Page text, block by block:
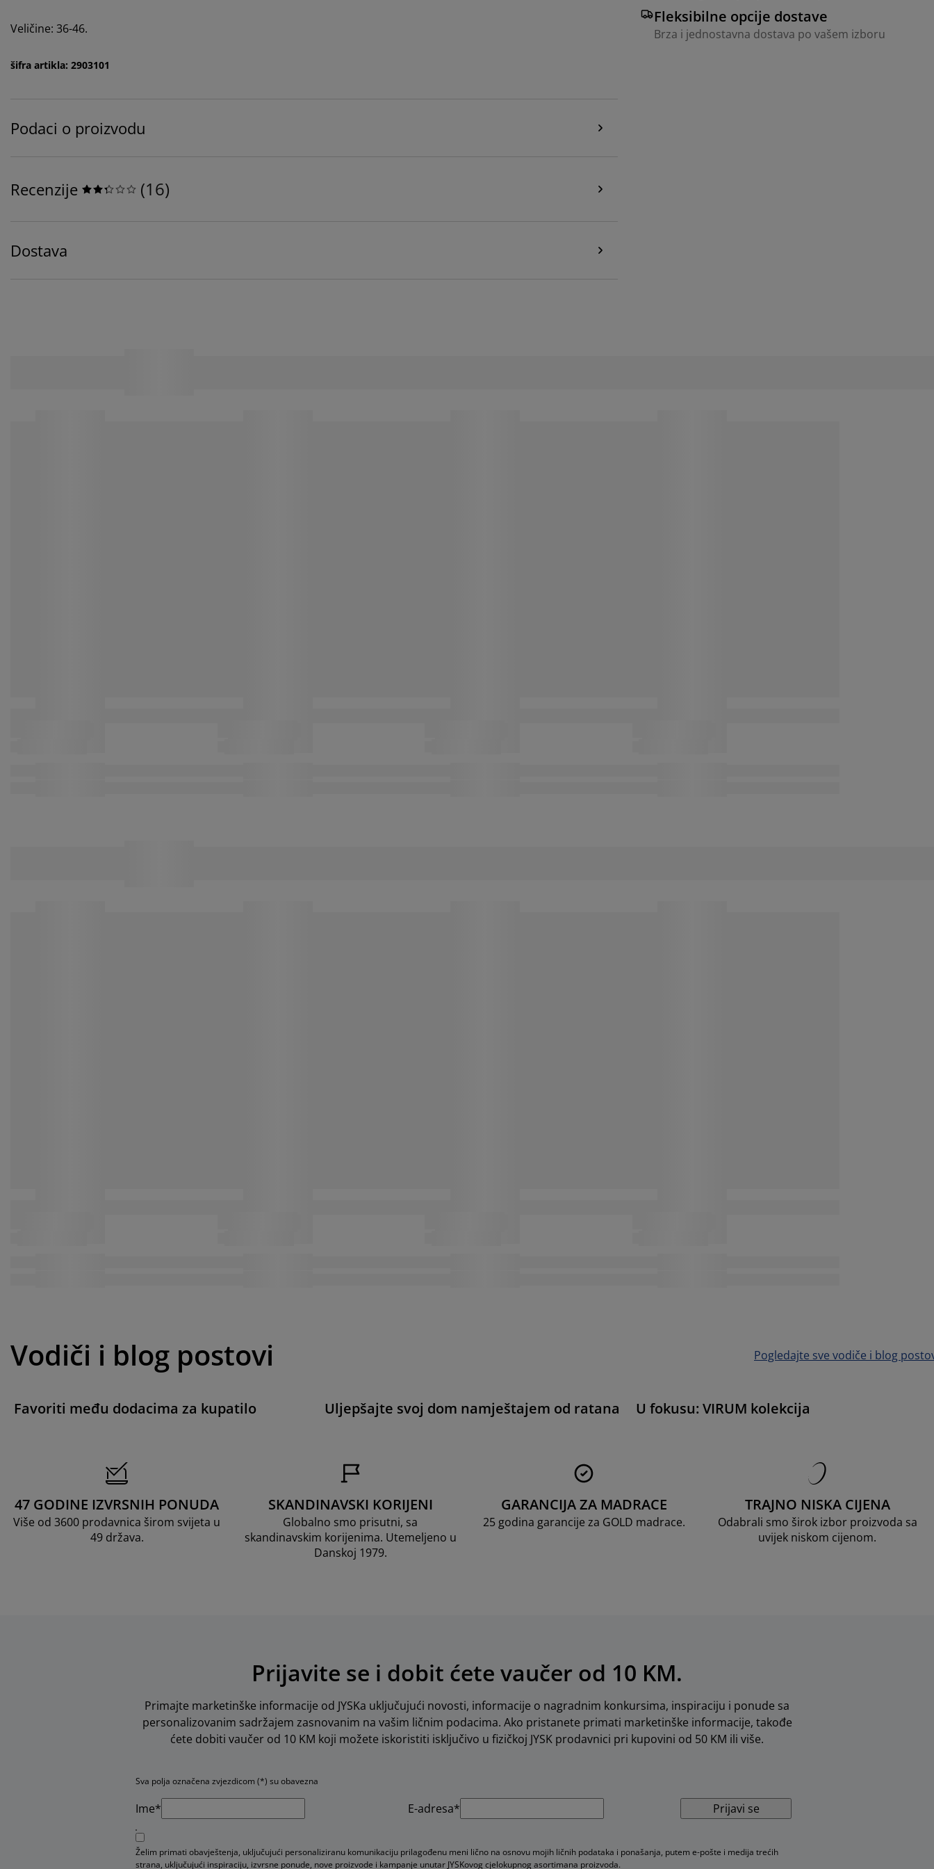
Fleksibilne opcije dostave
Brza i jednostavna dostava po vašem izboru
Veličine: 36-46.
šifra artikla: 2903101
Podaci o proizvodu
Recenzije (16)
Dostava
Vodiči i blog postovi Pogledajte sve vodiče i blog
Favoriti među dodacima za kupatilo Uljepšajte svoj dom namještajem od ratana U fokusu: VIRUM kolekcija
47 GODINE IZVRSNIH PONUDA
Više od 3600 prodavnica širom svijeta u
49 država.
SKANDINAVSKI KORIJENI
Globalno smo prisutni, sa
skandinavskim korijenima. Utemeljeno u
Danskoj 1979.
GARANCIJA ZA MADRACE
25 godina garancije za GOLD madrace.
TRAJNO NISKA CIJENA
Odabrali smo širok izbor proizvoda sa
uvijek niskom cijenom.
Prijavite se i dobit ćete vaučer od 10 KM.
Primajte marketinške informacije od JYSKa uključujući novosti, informacije o nagradnim konkursima, inspiraciju i ponude sa
personalizovanim sadržajem zasnovanim na vašim ličnim podacima. Ako pristanete primati marketinške informacije, takođe
ćete dobiti vaučer od 10 KM koji možete iskoristiti isključivo u fizičkoj JYSK prodavnici pri kupovini od 50 KM ili više.
Sva polja označena zvjezdicom (*) su obavezna
Ime* E-adresa* Prijavi se
Želim primati obavještenja, uključujući personaliziranu komunikaciju prilagođenu meni lično na osnovu mojih ličnih podataka i ponašanja, putem e-pošte i medija trećih
strana, uključujući inspiraciju, izvrsne ponude, nove proizvode i kampanje unutar JYSKovog cjelokupnog asortimana proizvoda.